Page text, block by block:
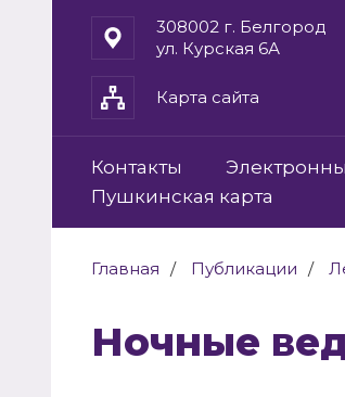
308002 г. Белгород
ул. Курская 6А
Карта сайта
Контакты
Пушкинская карта
Главная Публикации
Ночные